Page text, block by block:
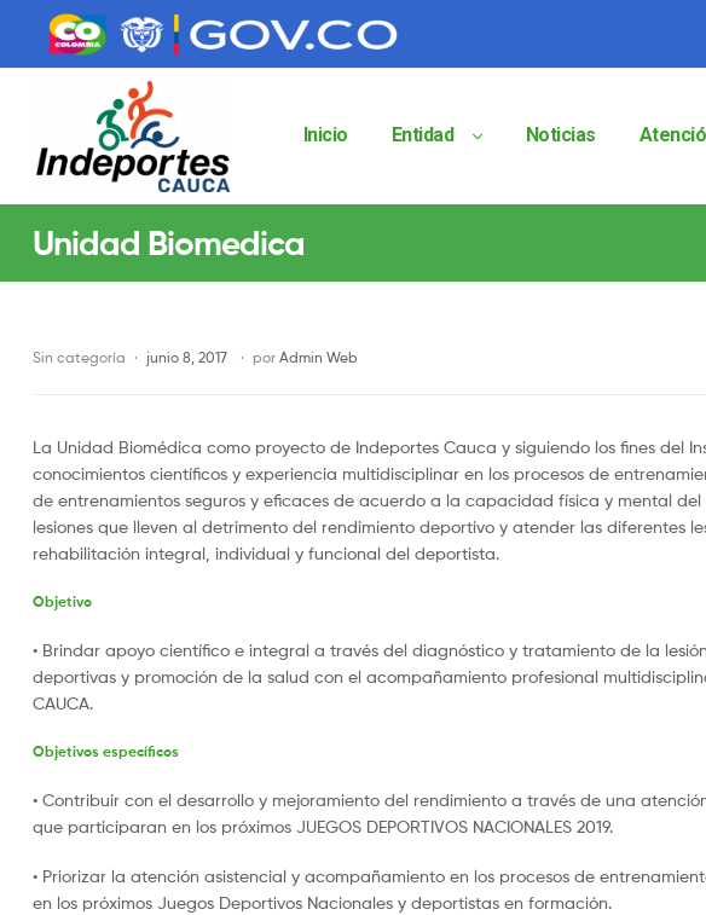
contenido
contenido
Indeportes
Cauca
de
Indeportes
Cauca
Inicio Entidad Noticias
Unidad Biomedica
Sin categoría junio 8, 2017 por Admin Web
La Unidad Biomédica como proyecto de Indeportes Cauca y siguiendo los fines del
conocimientos científicos y experiencia multidisciplinar en los procesos de
de entrenamientos seguros y eficaces de acuerdo a la capacidad física y mental
lesiones que lleven al detrimento del rendimiento deportivo y atender las diferentes
rehabilitación integral, individual y funcional del deportista.
Objetivo
• Brindar apoyo científico e integral a través del diagnóstico y tratamiento de la
deportivas y promoción de la salud con el acompañamiento profesional
CAUCA.
Objetivos específicos
• Contribuir con el desarrollo y mejoramiento del rendimiento a través de una
que participaran en los próximos JUEGOS DEPORTIVOS NACIONALES 2019.
• Priorizar la atención asistencial y acompañamiento en los procesos de
en los próximos Juegos Deportivos Nacionales y deportistas en formación.